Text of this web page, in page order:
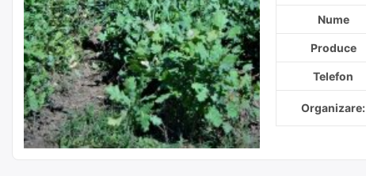
Nume
Produce
Telefon
Organizare: